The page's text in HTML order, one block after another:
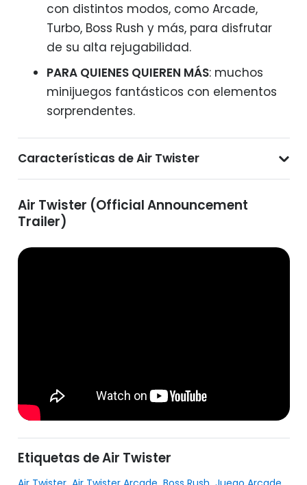
con distintos modos, como Arcade,
Turbo, Boss Rush y más, para disfrutar
de su alta rejugabilidad.
PARA QUIENES QUIEREN MÁS: muchos
minijuegos fantásticos con elementos
sorprendentes.
Características de Air Twister
Air Twister (Official Announcement
Trailer)
Etiquetas de Air Twister